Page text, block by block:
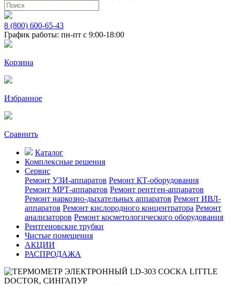
8 (800) 600-65-43
График работы: пн-пт с 9:00-18:00
Корзина
Избранное
Сравнить
Каталог
Комплексные решения
Сервис
Ремонт УЗИ-аппаратов Ремонт КТ-оборудования
Ремонт МРТ-аппаратов Ремонт рентген-аппаратов
Ремонт наркозно-дыхательных аппаратов Ремонт ИВЛ-
аппаратов Ремонт кислородного концентратора Ремонт
анализаторов Ремонт косметологического оборудования
Рентгеновские трубки
Чистые помещения
АКЦИИ
РАСПРОДАЖА